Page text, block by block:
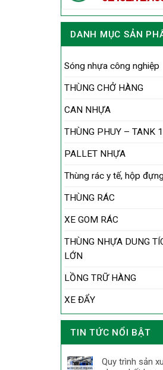
DANH MỤC SẢN
Sóng nhựa công nghiệp
THÙNG CHỞ HÀNG
CAN NHỰA
THÙNG PHUY – TANK
PALLET NHỰA
Thùng rác y tế, hộp
THÙNG RÁC
XE GOM RÁC
THÙNG NHỰA DUNG
LỚN
LỒNG TRỮ HÀNG
XE ĐẨY
TIN TỨC NỔI BẬT
Quy trình sản